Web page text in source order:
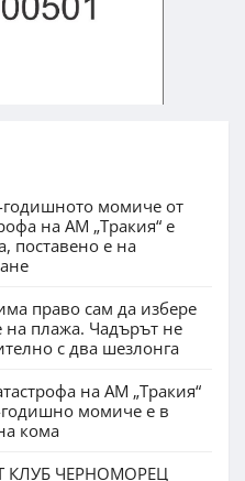
момиче от
на АМ „Тракия“ е
поставено е на
право сам да избере
на плажа. Чадърът не
с два шезлонга
на АМ „Тракия“
годишно момиче е в
кома
КЛУБ ЧЕРНОМОРЕЦ